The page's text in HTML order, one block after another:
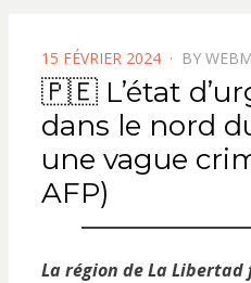
POSTED
ON
15 FÉVRIER 2024 BY
🇵🇪 L’état
dans le nord
une vague
AFP)
La région de La